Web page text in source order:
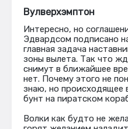
Вулверхэмптон
Интересно, но
Эдвардсом подписано
главная задача
зоны вылета. Так что
снимут в ближайшее
нет. Почему этого не
знаю, но происходящее
бунт на пиратском
Волки как будто не